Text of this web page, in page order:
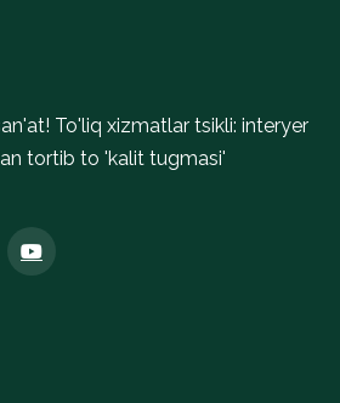
To'liq xizmatlar tsikli: interyer
tortib to 'kalit tugmasi'